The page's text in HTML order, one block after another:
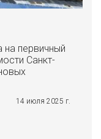
на первичный
Санкт-
14 июля 2025 г.